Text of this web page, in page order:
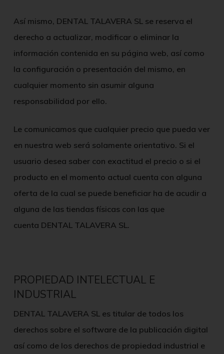
Así mismo, DENTAL TALAVERA SL se reserva el
derecho a actualizar, modificar o eliminar la
información contenida en su página web, así como
la configuración o presentación del mismo, en
cualquier momento sin asumir alguna
responsabilidad por ello.
Le comunicamos que cualquier precio que pueda ver
en nuestra web será solamente orientativo. Si el
usuario desea saber con exactitud el precio o si el
producto en el momento actual cuenta con alguna
oferta de la cual se puede beneficiar ha de acudir a
alguna de las tiendas físicas con las que
cuenta DENTAL TALAVERA SL.
PROPIEDAD INTELECTUAL E
INDUSTRIAL
DENTAL TALAVERA SL es titular de todos los
derechos sobre el software de la publicación digital
así como de los derechos de propiedad industrial e